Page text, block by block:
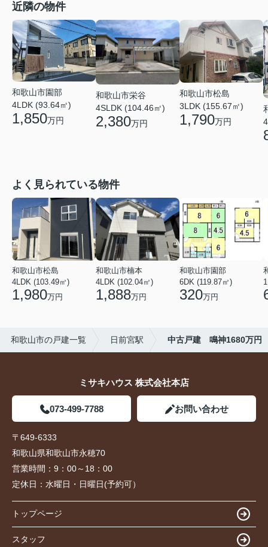
近隣の物件
和歌山市園部
4LDK (93.64㎡)
1,850万円
和歌山市栄谷
4SLDK (104.46㎡)
2,380万円
和歌山市松島
3LDK (155.67㎡)
1,790万円
よく見られている物件
和歌山市松島
4LDK (103.49㎡)
1,980万円
和歌山市楠本
4LDK (102.04㎡)
1,888万円
和歌山市園部
6DK (119.87㎡)
320万円
和歌山市の戸建一覧 日前宮駅 中古戸建 鳴神1680万円
ミサキハウス 株式会社本店
073-499-7788 お問い合わせ
〒649-6333
和歌山県和歌山市永穂70
営業時間： 9：00～18：00
定休日： 水曜日・日曜日(予約可）
トップページ
スタッフ